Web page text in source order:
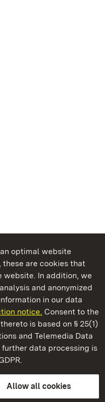
optimal website
are cookies that
website. In addition, we
and anonymized
in our data
notice. Consent to the
is based on § 25(1)
and Telemedia Data
data processing is
Allow all cookies
Baden-Wuerttemberg
Wuerttemberg